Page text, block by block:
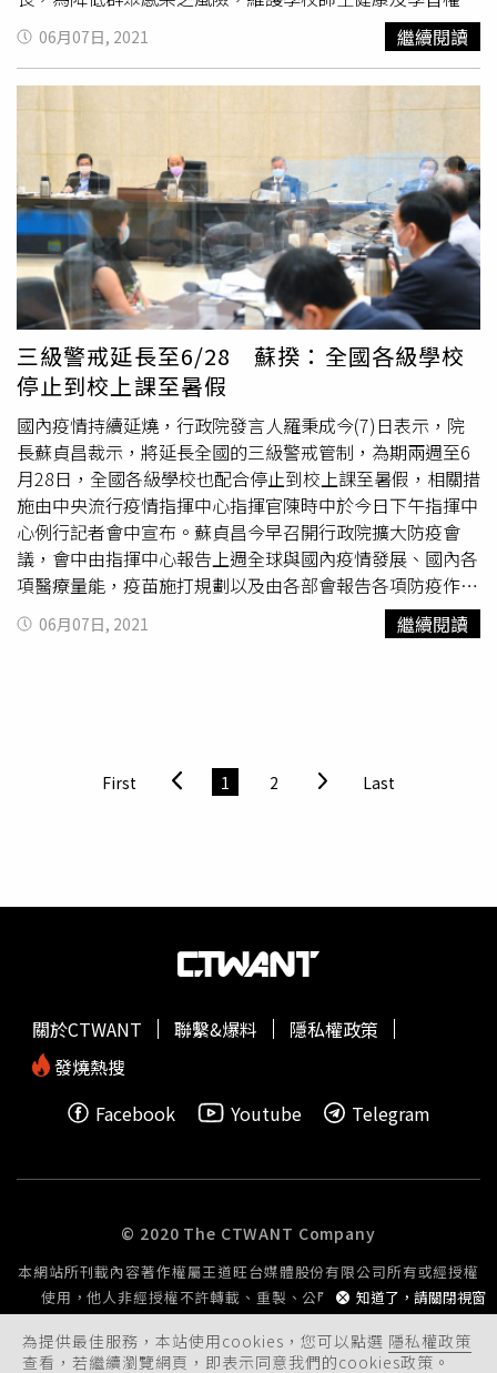
益，教育部考量學期完整性，7日宣布，全國各級學校及公
私立幼兒園109學年度第2學期停止到校上課之期間，延長
上學習；兒童課後照顧服務中心、補習班等各類教育機構亦
請所有學生停止前往，留在家中學習；學校實施線上教學方
式、教職員工出勤管理及教師授課形式、家長服務措施，依
照先前已實施方式辦理。（圖／教育部提供）（圖／教育部
提供）另外，110學年度大學指定科目考試將延期至7月28
日至7月30日辦理，原訂111學科能力測驗試辦考試（適用
於108課綱）則取消，改由大考中心另提供紙本練習卷。為
了確保考生和試務人員健康安全，指定科目考試將以調降每
間試場人數至20人、確保考生間距達1.5公尺以上、試務人
員優先施打疫苗等，採最高防疫規格。
06月07日, 2021 繼續閱讀
三級警戒延長至6/28 蘇揆：全國各級學校
停止到校上課至暑假
國內疫情持續延燒，行政院發言人羅秉成今(7)日表示，院
長蘇貞昌裁示，將延長全國的三級警戒管制，為期兩週至6
月28日，全國各級學校也配合停止到校上課至暑假，相關措
施由中央流行疫情指揮中心指揮官陳時中於今日下午指揮中
心例行記者會中宣布。蘇貞昌今早召開行政院擴大防疫會
議，會中由指揮中心報告上週全球與國內疫情發展、國內各
項醫療量能，疫苗施打規劃以及由各部會報告各項防疫作業
執行狀況。針對目前疫情仍未穩定，蘇貞昌在審酌各部會意
見後，凝聚共識並做出裁示：延長全國的三級警戒管制，為
策，也要配合指揮中心並妥為對外説明。蘇貞昌表示，來自
日本捐贈的124萬劑AZ疫苗，本週完成檢驗封緘後就能開始
以利接種作業。針對這次苗栗有電子廠移工發生幾起群聚感
市的篩檢作業之外，移工居住環境的管理、移工的健康監
測、利用LINE@群組以及翻譯人員幫忙確診或隔離移工的
強調，過去一年多，感謝各部會的通力合作，讓台灣的疫情
能守住一年多，成為世界上少數能正常生活還保有高度經濟
應該負起責任，當指揮中心的後盾，主動幫忙解決問題。
06月07日, 2021 繼續閱讀
First 1 2 Last
為提供最佳服務，本站使用cookies，您可以點選 隱私權政策
查看，若繼續瀏覽網頁，即表示同意我們的cookies政策。
知道了，請關閉視窗
關於CTWANT 聯繫&爆料
隱私權政策
發燒熱搜
Facebook
Youtube Telegram
© 2020 The CTWANT Company
本網站所刊載內容著作權屬王道旺台媒體股份有限公司所有或經授權
使用，他人非經授權不許轉載、重製、公開播送或公開傳輸。